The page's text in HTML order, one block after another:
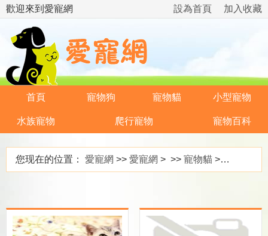
歡迎來到愛寵網 加入收藏
設為首頁
首頁 寵物狗 寵物貓 小型寵物
水族寵物 爬行寵物 寵物百科
您现在的位置： 愛寵網 >> 愛寵網 > >> 寵物貓 >> 貓咪喂養